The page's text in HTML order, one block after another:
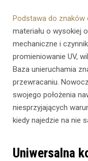
Podstawa do znaków
materiału o wysokiej
mechaniczne i
promieniowanie UV,
Baza unieruchamia
przewracaniu.
swojego położenia
niesprzyjających
kiedy najedzie na nie
Uniwersalna